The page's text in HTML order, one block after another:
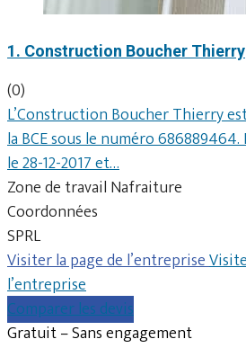
1. Construction Boucher Thierry
(0)
L’Construction Boucher Thierry
la BCE sous le numéro
le 28-12-2017 et…
Zone de travail Nafraiture
Coordonnées
SPRL
Visiter la page de l’entreprise
l’entreprise
Comparer les devis
Gratuit – Sans engagement